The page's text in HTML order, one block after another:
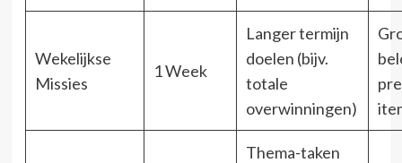
Wekelijkse
Missies
1 Week
Langer termijn
doelen (bijv.
totale
overwinningen)
Thema-taken